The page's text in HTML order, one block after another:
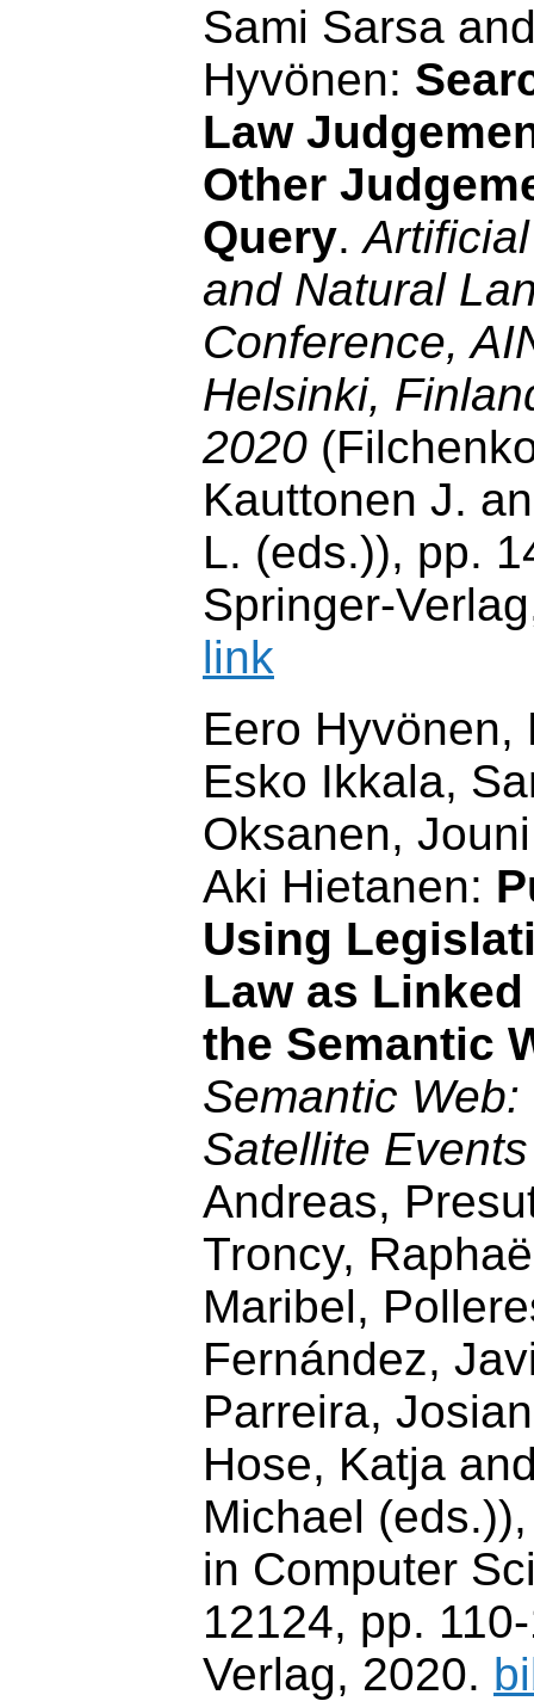
Sami Sarsa
Hyvönen:
Law
Other
Query.
and Natural
Conference,
Helsinki,
2020
Kauttonen J.
L. (eds.)), pp.
Springer-
link
Eero Hyvönen,
Esko Ikkala,
Oksanen,
Aki Hietanen:
Using
Law as
the Semantic
Semantic
Satellite Events
Andreas,
Troncy,
Maribel,
Fernández,
Parreira,
Hose, Katja
Michael
in Computer
12124, pp.
Verlag, 2020.